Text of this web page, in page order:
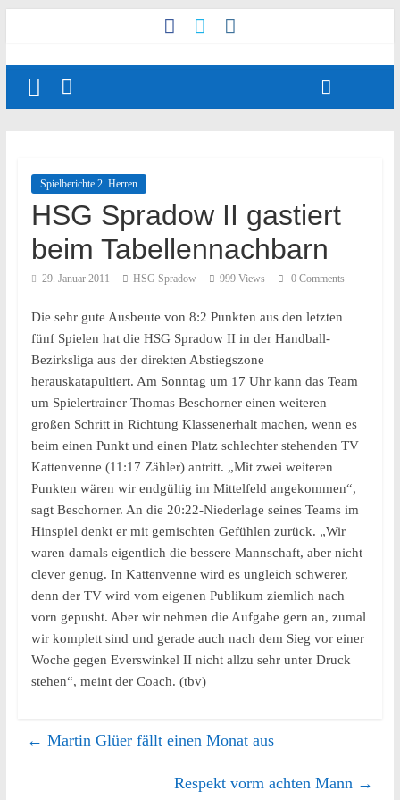
Spielberichte 2. Herren
HSG Spradow II gastiert
beim Tabellennachbarn
29. Januar 2011 HSG Spradow 999 Views 0 Comments
Die sehr gute Ausbeute von 8:2 Punkten aus den letzten
fünf Spielen hat die HSG Spradow II in der Handball-
Bezirksliga aus der direkten Abstiegszone
herauskatapultiert. Am Sonntag um 17 Uhr kann das Team
um Spielertrainer Thomas Beschorner einen weiteren
großen Schritt in Richtung Klassenerhalt machen, wenn es
beim einen Punkt und einen Platz schlechter stehenden TV
Kattenvenne (11:17 Zähler) antritt. „Mit zwei weiteren
Punkten wären wir endgültig im Mittelfeld angekommen“,
sagt Beschorner. An die 20:22-Niederlage seines Teams im
Hinspiel denkt er mit gemischten Gefühlen zurück. „Wir
waren damals eigentlich die bessere Mannschaft, aber nicht
clever genug. In Kattenvenne wird es ungleich schwerer,
denn der TV wird vom eigenen Publikum ziemlich nach
vorn gepusht. Aber wir nehmen die Aufgabe gern an, zumal
wir komplett sind und gerade auch nach dem Sieg vor einer
Woche gegen Everswinkel II nicht allzu sehr unter Druck
stehen“, meint der Coach. (tbv)
← Martin Glüer fällt einen Monat aus
Respekt vorm achten Mann →